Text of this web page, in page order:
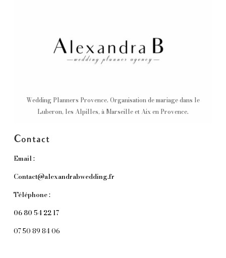
Wedding Planners Provence. Organisation de mariage dans le
Luberon, les Alpilles, à Marseille et Aix en Provence.
Contact
Email :
Contact@alexandrabwedding.fr
Téléphone :
06 80 54 22 17
07 50 89 84 06